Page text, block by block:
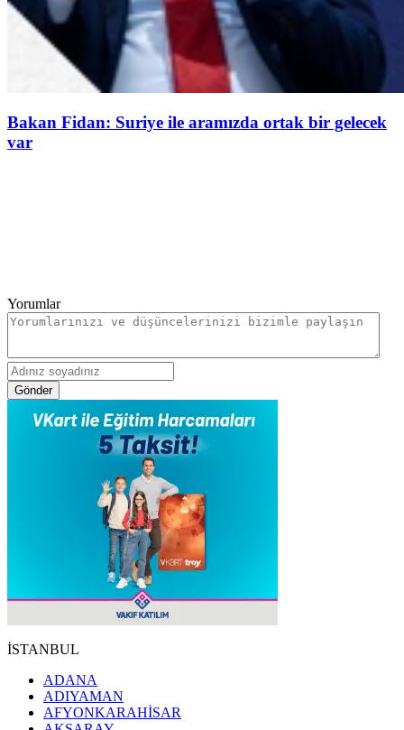
Bakan Fidan: Suriye ile aramızda ortak bir gelecek
var
Yorumlar
Gönder
İSTANBUL
ADANA
ADIYAMAN
AFYONKARAHİSAR